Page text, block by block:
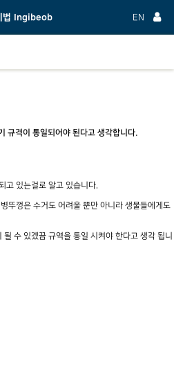
법 Ingibeob EN
규격이 통일되어야 된다고 생각합니다.
고 있는걸로 알고 있습니다.
뚜껑은 수거도 어려울 뿐만 아니라 생물들에게도
수 있겠끔 규역을 통일 시켜야 한다고 생각 됩니